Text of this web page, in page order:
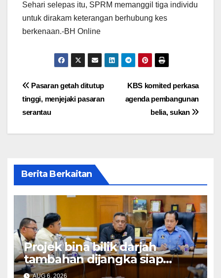
Sehari selepas itu, SPRM memanggil tiga individu
untuk dirakam keterangan berhubung kes
berkenaan.-BH Online
Post
navigation
KBS komited perkasa
agenda pembangunan
belia, sukan
Pasaran getah ditutup
tinggi, menjejaki pasaran
serantau
Berita Berkaitan
Projek bina bilik darjah
tambahan dijangka siap
Disember ini – Ahmad Maslan
AUG 6, 2026